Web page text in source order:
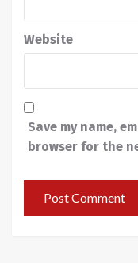
Website
Save my name,
browser for the